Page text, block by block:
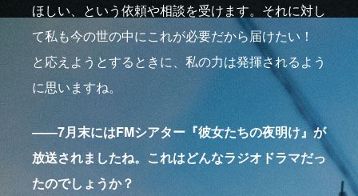
ほしい、という依頼や相談を受けます。それに対し
て私も今の世の中にこれが必要だから届けたい！
と応えようとするときに、私の力は発揮されるよう
に思いますね。
――7月末にはFMシアター『彼女たちの夜明け』が
放送されましたね。これはどんなラジオドラマだっ
たのでしょうか？